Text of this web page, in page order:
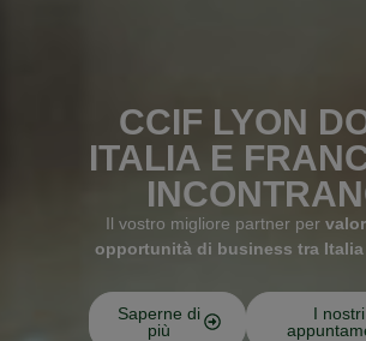
CCIF LYON
ITALIA E
Il vostro migliore partner per
opportunità di business tra Italia
Saperne di
più
I nostri